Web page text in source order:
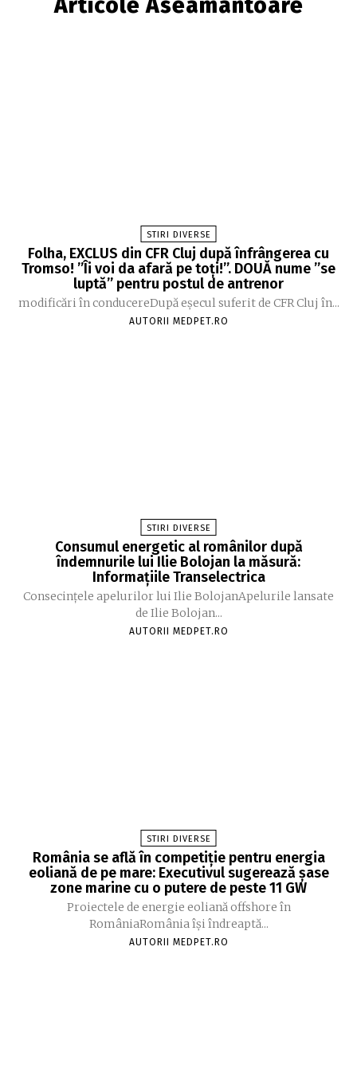
STIRI DIVERSE
Folha, EXCLUS din CFR Cluj după înfrângerea cu
Tromso! ”Îi voi da afară pe toți!”. DOUĂ nume ”se
luptă” pentru postul de antrenor
modificări în conducereDupă eșecul suferit de CFR Cluj în...
AUTORII MEDPET.RO
STIRI DIVERSE
Consumul energetic al românilor după
îndemnurile lui Ilie Bolojan la măsură:
Informațiile Transelectrica
Consecințele apelurilor lui Ilie BolojanApelurile lansate
de Ilie Bolojan...
AUTORII MEDPET.RO
STIRI DIVERSE
România se află în competiție pentru energia
eoliană de pe mare: Executivul sugerează șase
zone marine cu o putere de peste 11 GW
Proiectele de energie eoliană offshore în
RomâniaRomânia își îndreaptă...
AUTORII MEDPET.RO